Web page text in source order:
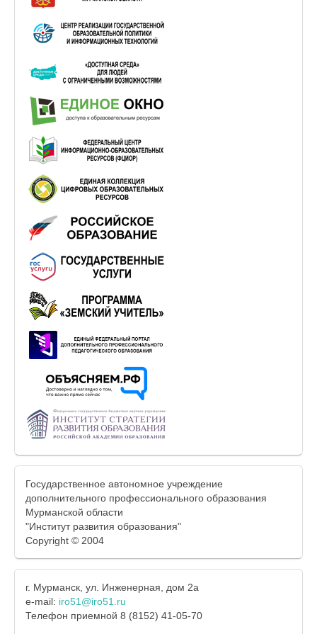
Государственное автономное учреждение
дополнительного профессионального образования
Мурманской области
"Институт развития образования"
Copyright © 2004
г. Мурманск, ул. Инженерная, дом 2а
e-mail: iro51@iro51.ru
Телефон приемной 8 (8152) 41-05-70